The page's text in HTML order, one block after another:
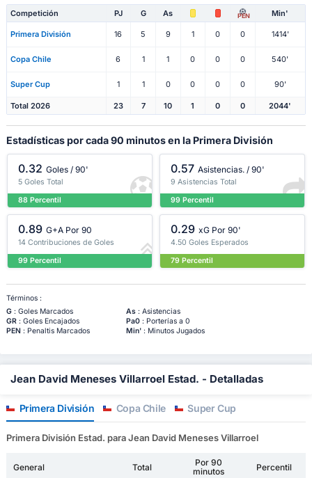
Competición PJ G As PEN Min'
Primera División 16 5 9 1 0 0 1414'
Copa Chile 6 1 1 0 0 0 540'
Super Cup 1 1 0 0 0 0 90'
Total 2026 23 7 10 1 0 0 2044'
Estadísticas por cada 90 minutos en la Primera División
0.32 Goles / 90'
5 Goles Total
88 Percentil
0.57 Asistencias. / 90'
9 Asistencias Total
99 Percentil
0.89 G+A Por 90
14 Contribuciones de Goles
99 Percentil
0.29 xG Por 90'
4.50 Goles Esperados
79 Percentil
Términos :
G: Goles Marcados As: Asistencias
GR: Goles Encajados Pa0: Porterías a 0
PEN: Penaltis Marcados Min': Minutos Jugados
Jean David Meneses Villarroel Estad. - Detalladas
Primera División Copa Chile Super Cup
Primera División Estad. para Jean David Meneses Villarroel
General Total
Por 90
minutos
Percentil